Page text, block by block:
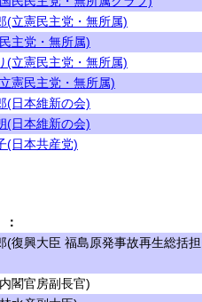
(立憲民主党・無所属)
主党・無所属)
(立憲民主党・無所属)
憲民主党・無所属)
(日本維新の会)
(日本維新の会)
(日本共産党)
復興大臣 福島原発事故再生総括
閣官房副長官)